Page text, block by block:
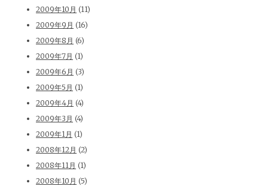
2009年10月 (11)
2009年9月 (16)
2009年8月 (6)
2009年7月 (1)
2009年6月 (3)
2009年5月 (1)
2009年4月 (4)
2009年3月 (4)
2009年1月 (1)
2008年12月 (2)
2008年11月 (1)
2008年10月 (5)